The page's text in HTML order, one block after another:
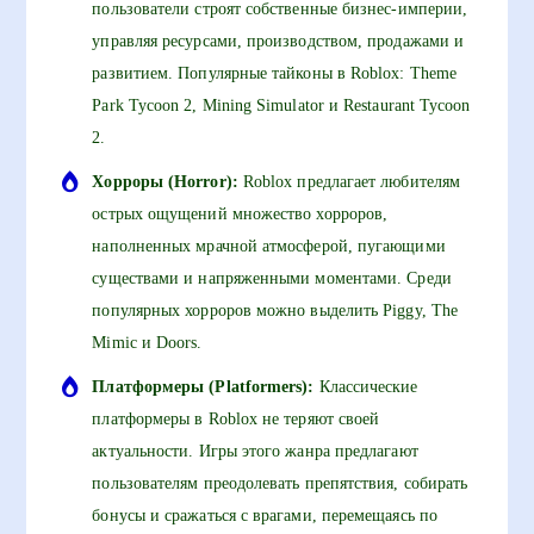
пользователи строят собственные бизнес-империи,
управляя ресурсами, производством, продажами и
развитием. Популярные тайконы в Roblox: Theme
Park Tycoon 2, Mining Simulator и Restaurant Tycoon
2.
Хорроры (Horror): Roblox предлагает любителям
острых ощущений множество хорроров,
наполненных мрачной атмосферой, пугающими
существами и напряженными моментами. Среди
популярных хорроров можно выделить Piggy, The
Mimic и Doors.
Платформеры (Platformers): Классические
платформеры в Roblox не теряют своей
актуальности. Игры этого жанра предлагают
пользователям преодолевать препятствия, собирать
бонусы и сражаться с врагами, перемещаясь по